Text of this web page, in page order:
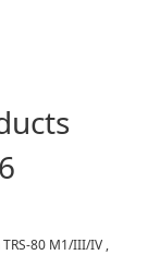
80 M1/III/IV ,